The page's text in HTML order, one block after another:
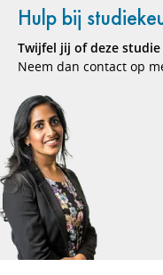
Hulp bij
Twijfel jij of deze
Neem dan contact op